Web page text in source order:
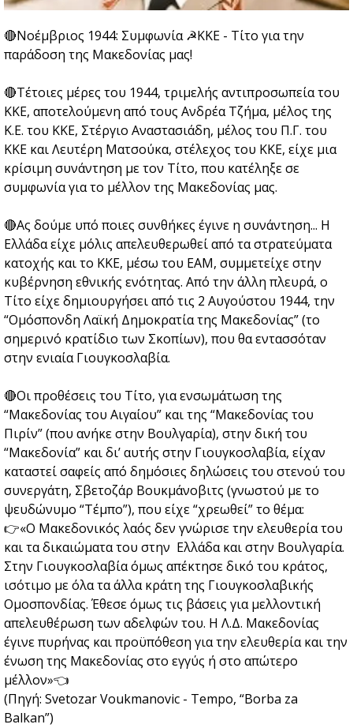
🔴Νοέμβριος 1944: Συμφωνία ☭ΚΚΕ - Τίτο για την
παράδοση της Μακεδονίας μας!
🔴Τέτοιες μέρες του 1944, τριμελής αντιπροσωπεία του
ΚΚΕ, αποτελούμενη από τους Ανδρέα Τζήμα, μέλος της
Κ.Ε. του ΚΚΕ, Στέργιο Αναστασιάδη, μέλος του Π.Γ. του
ΚΚΕ και Λευτέρη Ματσούκα, στέλεχος του ΚΚΕ, είχε μια
κρίσιμη συνάντηση με τον Τίτο, που κατέληξε σε
συμφωνία για το μέλλον της Μακεδονίας μας.
🔴Ας δούμε υπό ποιες συνθήκες έγινε η συνάντηση... Η
Ελλάδα είχε μόλις απελευθερωθεί από τα στρατεύματα
κατοχής και το ΚΚΕ, μέσω του ΕΑΜ, συμμετείχε στην
κυβέρνηση εθνικής ενότητας. Από την άλλη πλευρά, ο
Τίτο είχε δημιουργήσει από τις 2 Αυγούστου 1944, την
“Ομόσπονδη Λαϊκή Δημοκρατία της Μακεδονίας” (το
σημερινό κρατίδιο των Σκοπίων), που θα εντασσόταν
στην ενιαία Γιουγκοσλαβία.
🔴Οι προθέσεις του Τίτο, για ενσωμάτωση της
“Μακεδονίας του Αιγαίου” και της “Μακεδονίας του
Πιρίν” (που ανήκε στην Βουλγαρία), στην δική του
“Μακεδονία” και δι’ αυτής στην Γιουγκοσλαβία, είχαν
καταστεί σαφείς από δημόσιες δηλώσεις του στενού του
συνεργάτη, Σβετοζάρ Βουκμάνοβιτς (γνωστού με το
ψευδώνυμο “Τέμπο”), που είχε “χρεωθεί” το θέμα:
👉«Ο Μακεδονικός λαός δεν γνώρισε την ελευθερία του
και τα δικαιώματα του στην Ελλάδα και στην Βουλγαρία.
Στην Γιουγκοσλαβία όμως απέκτησε δικό του κράτος,
ισότιμο με όλα τα άλλα κράτη της Γιουγκοσλαβικής
Ομοσπονδίας. Έθεσε όμως τις βάσεις για μελλοντική
απελευθέρωση των αδελφών του. Η Λ.Δ. Μακεδονίας
έγινε πυρήνας και προϋπόθεση για την ελευθερία και την
ένωση της Μακεδονίας στο εγγύς ή στο απώτερο
μέλλον»👈
(Πηγή: Svetozar Voukmanovic - Tempo, “Borba za
Balkan”)